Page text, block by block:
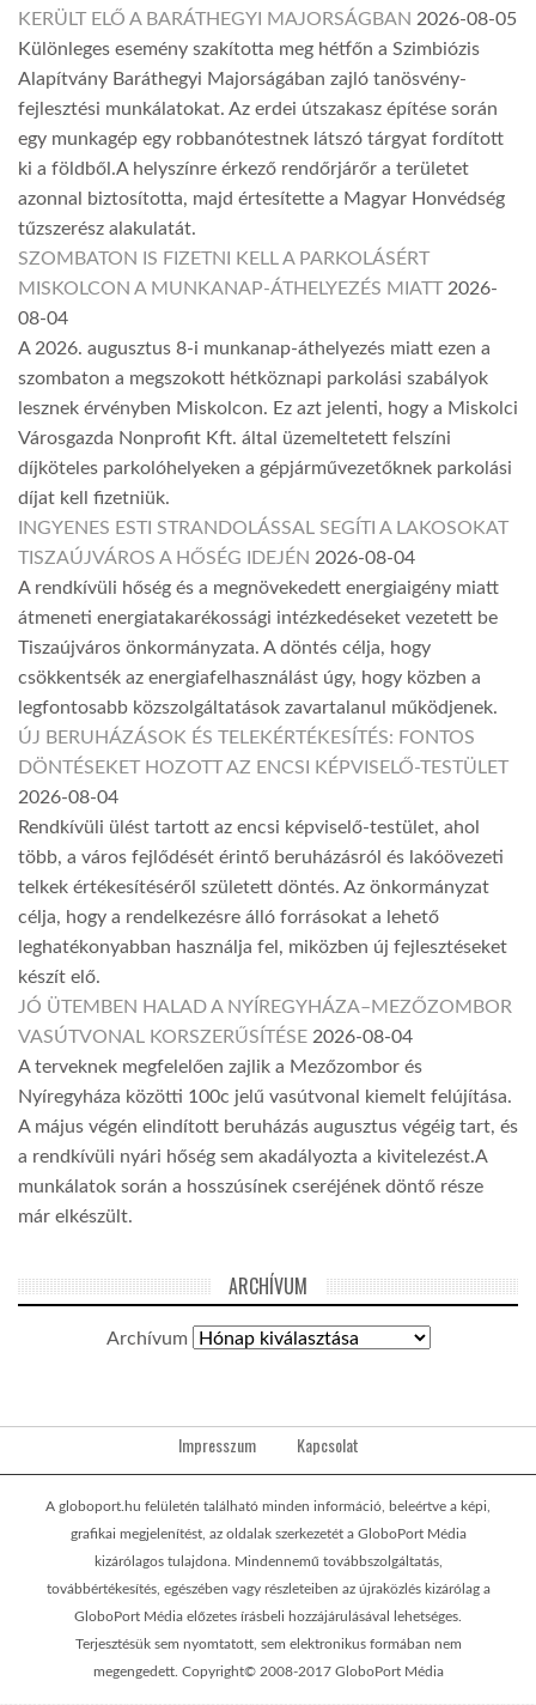
KERÜLT ELŐ A BARÁTHEGYI MAJORSÁGBAN 2026-08-05
Különleges esemény szakította meg hétfőn a Szimbiózis
Alapítvány Baráthegyi Majorságában zajló tanösvény-
fejlesztési munkálatokat. Az erdei útszakasz építése során
egy munkagép egy robbanótestnek látszó tárgyat fordított
ki a földből.A helyszínre érkező rendőrjárőr a területet
azonnal biztosította, majd értesítette a Magyar Honvédség
tűzszerész alakulatát.
SZOMBATON IS FIZETNI KELL A PARKOLÁSÉRT
MISKOLCON A MUNKANAP-ÁTHELYEZÉS MIATT 2026-
08-04
A 2026. augusztus 8-i munkanap-áthelyezés miatt ezen a
szombaton a megszokott hétköznapi parkolási szabályok
lesznek érvényben Miskolcon. Ez azt jelenti, hogy a Miskolci
Városgazda Nonprofit Kft. által üzemeltetett felszíni
díjköteles parkolóhelyeken a gépjárművezetőknek parkolási
díjat kell fizetniük.
INGYENES ESTI STRANDOLÁSSAL SEGÍTI A LAKOSOKAT
TISZAÚJVÁROS A HŐSÉG IDEJÉN 2026-08-04
A rendkívüli hőség és a megnövekedett energiaigény miatt
átmeneti energiatakarékossági intézkedéseket vezetett be
Tiszaújváros önkormányzata. A döntés célja, hogy
csökkentsék az energiafelhasználást úgy, hogy közben a
legfontosabb közszolgáltatások zavartalanul működjenek.
ÚJ BERUHÁZÁSOK ÉS TELEKÉRTÉKESÍTÉS: FONTOS
DÖNTÉSEKET HOZOTT AZ ENCSI KÉPVISELŐ-TESTÜLET
2026-08-04
Rendkívüli ülést tartott az encsi képviselő-testület, ahol
több, a város fejlődését érintő beruházásról és lakóövezeti
telkek értékesítéséről született döntés. Az önkormányzat
célja, hogy a rendelkezésre álló forrásokat a lehető
leghatékonyabban használja fel, miközben új fejlesztéseket
készít elő.
JÓ ÜTEMBEN HALAD A NYÍREGYHÁZA–MEZŐZOMBOR
VASÚTVONAL KORSZERŰSÍTÉSE 2026-08-04
A terveknek megfelelően zajlik a Mezőzombor és
Nyíregyháza közötti 100c jelű vasútvonal kiemelt felújítása.
A május végén elindított beruházás augusztus végéig tart, és
a rendkívüli nyári hőség sem akadályozta a kivitelezést.A
munkálatok során a hosszúsínek cseréjének döntő része
már elkészült.
ARCHÍVUM
Archívum
Impresszum Kapcsolat
A globoport.hu felületén található minden információ, beleértve a képi,
grafikai megjelenítést, az oldalak szerkezetét a GloboPort Média
kizárólagos tulajdona. Mindennemű továbbszolgáltatás,
továbbértékesítés, egészében vagy részleteiben az újraközlés kizárólag a
GloboPort Média előzetes írásbeli hozzájárulásával lehetséges.
Terjesztésük sem nyomtatott, sem elektronikus formában nem
megengedett. Copyright© 2008-2017 GloboPort Média